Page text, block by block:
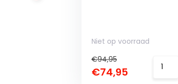
Niet op voorraad
€94,95
€74,95